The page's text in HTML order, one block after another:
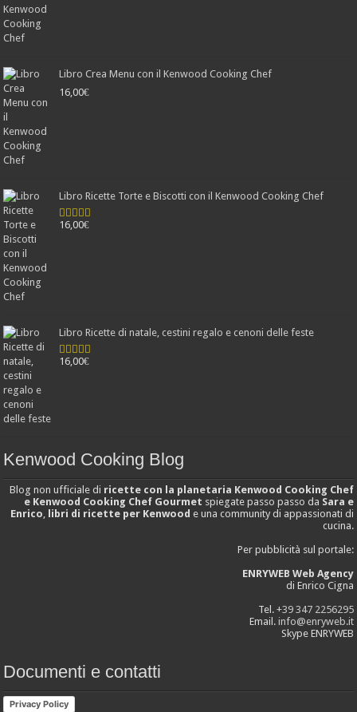
Libro Crea Menu con il Kenwood Cooking Chef
16,00€
Libro Ricette Torte e Biscotti con il Kenwood Cooking Chef
Valutato
16,00€
Libro Ricette di natale, cestini regalo e cenoni delle feste
Valutato
16,00€
Kenwood Cooking Blog
Blog non ufficiale di ricette con la planetaria Kenwood Cooking Chef
e Kenwood Cooking Chef Gourmet spiegate passo passo da Sara e
Enrico
libri di ricette per Kenwood e una community di appassionati di
cucina.
Per pubblicità sul portale:
ENRYWEB Web Agency
di Enrico Cigna
Tel. +39 347 2256295
Email. info@enryweb.it
Skype ENRYWEB
Documenti e contatti
Privacy Policy